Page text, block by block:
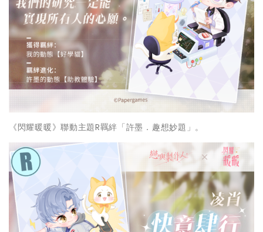
《閃耀暖暖》聯動主題R羈絆「許墨．趣想妙題」。